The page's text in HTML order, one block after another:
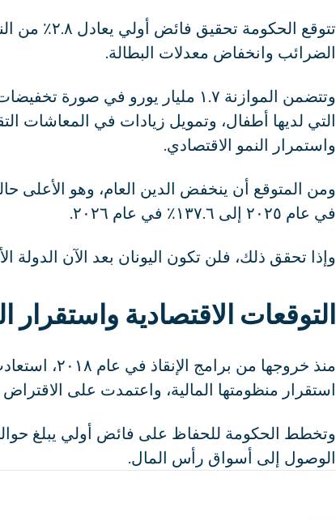
الضرائب وانخفاض معدلات البطالة.
وتتضمن الموازنة ١.٧ مليار يورو
التي لديها أطفال، وتمويل زيادات في المعاشات
واستمرار النمو الاقتصادي.
في عام ٢٠٢٥ إلى ١٣٧.٦٪ في عام ٢٠٢٦.
وإذا تحقق ذلك، فلن تكون اليونان بعد الآن الدولة
التوقعات الاقتصادية واستقرار
منذ خروجها
استقرار منظومتها المالية، واعتمدت على الاقتراض
الوصول إلى أسواق رأس المال.